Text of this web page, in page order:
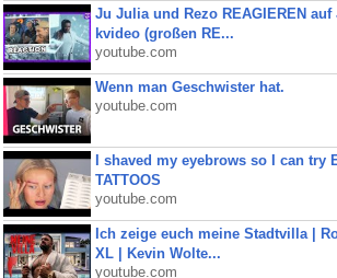
Ju Julia und Rezo REAGIEREN
kvideo (großen RE...
youtube.com
Wenn man Geschwister hat.
youtube.com
I shaved my eyebrows so I can try
TATTOOS
youtube.com
Ich zeige euch meine Stadtvilla |
XL | Kevin Wolte...
youtube.com